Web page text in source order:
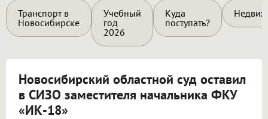
Транспорт в
Новосибирске
Учебный
год
2026
Куда
поступать?
Новосибирский областной суд оставил
в СИЗО заместителя начальника ФКУ
«ИК-18»